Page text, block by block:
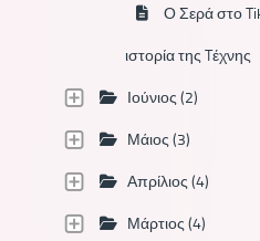
Ο Σερά στο
ιστορία της Tέχνης
Ιούνιος (2)
Μάιος (3)
Απρίλιος (4)
Μάρτιος (4)